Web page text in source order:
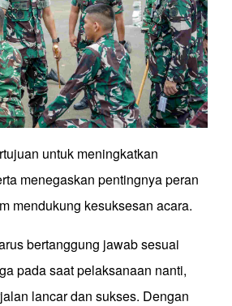
untuk meningkatkan
menegaskan pentingnya peran
mendukung kesuksesan acara.
bertanggung jawab sesuai
pada saat pelaksanaan nanti,
lancar dan sukses. Dengan